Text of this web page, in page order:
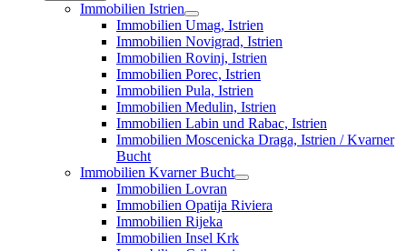
Immobilien Istrien
Immobilien Umag, Istrien
Immobilien Novigrad, Istrien
Immobilien Rovinj, Istrien
Immobilien Porec, Istrien
Immobilien Pula, Istrien
Immobilien Medulin, Istrien
Immobilien Labin und Rabac, Istrien
Immobilien Moscenicka Draga, Istrien / Kvarner
Bucht
Immobilien Kvarner Bucht
Immobilien Lovran
Immobilien Opatija Riviera
Immobilien Rijeka
Immobilien Insel Krk